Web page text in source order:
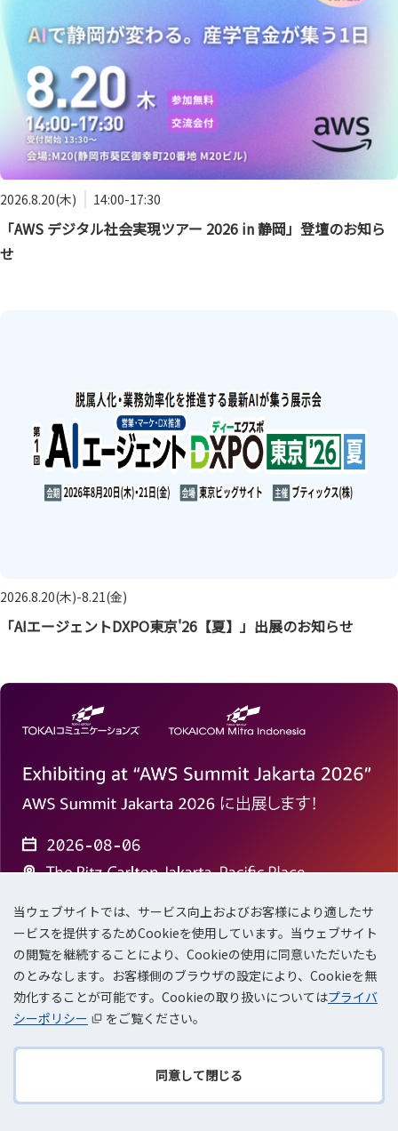
当ウェブサイトでは、サービス向上およびお客様により適したサ
ービスを提供するためCookieを使用しています。当ウェブサイト
の閲覧を継続することにより、Cookieの使用に同意いただいたも
のとみなします。お客様側のブラウザの設定により、Cookieを無
効化することが可能です。Cookieの取り扱いについてはプライバ
シーポリシー
をご覧ください。
同意して閉じる
戻る
2026.8.20(木) 14:00-17:30
「AWS デジタル社会実現ツアー 2026 in 静岡」登壇のお知ら
せ
2026.8.20(木)-8.21(金)
「AIエージェントDXPO東京'26【夏】」出展のお知らせ
2026.8.6(木)
「AWS Summit Jakarta 2026」出展のお知らせ
セミナー・イベント一覧